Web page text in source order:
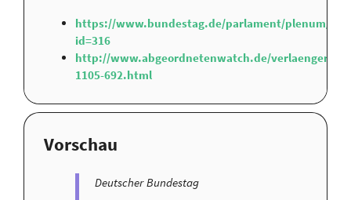
https://www.bundestag.de/parlament/plenum/
id=316
http://www.abgeordnetenwatch.de/
1105-692.html
Vorschau
Deutscher Bundestag